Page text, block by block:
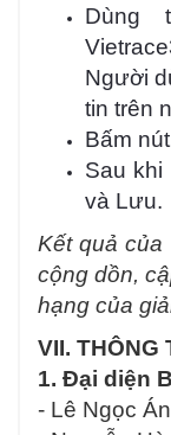
Dùng
Người
tin trên
Bấm
Sau khi
và Lưu.
Kết quả
cộng dồn,
hạng của
VII. THÔNG
1. Đại diện
- Lê Ngọc